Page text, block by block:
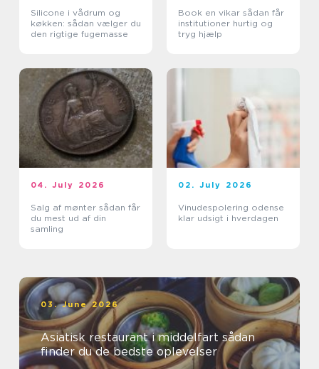
Silicone i vådrum og
køkken: sådan vælger du
den rigtige fugemasse
Book en vikar sådan får
institutioner hurtig og
tryg hjælp
04. July 2026
Salg af mønter sådan får
du mest ud af din
samling
02. July 2026
Vinudespolering odense
klar udsigt i hverdagen
03. June 2026
Asiatisk restaurant i middelfart sådan
finder du de bedste oplevelser